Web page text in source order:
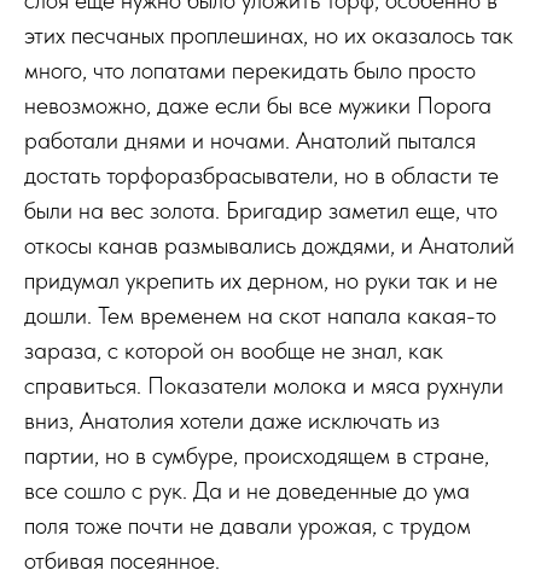
этих песчаных проплешинах, но их оказалось так
много, что лопатами перекидать было просто
невозможно, даже если бы все мужики Порога
работали днями и ночами. Анатолий пытался
достать торфоразбрасыватели, но в области те
были на вес золота. Бригадир заметил еще, что
откосы канав размывались дождями, и Анатолий
придумал укрепить их дерном, но руки так и не
дошли. Тем временем на скот напала какая-то
зараза, с которой он вообще не знал, как
справиться. Показатели молока и мяса рухнули
вниз, Анатолия хотели даже исключать из
партии, но в сумбуре, происходящем в стране,
все сошло с рук. Да и не доведенные до ума
поля тоже почти не давали урожая, с трудом
отбивая посеянное.